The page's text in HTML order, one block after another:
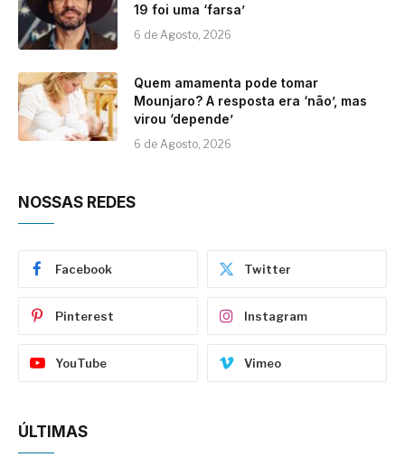
19 foi uma ‘farsa’
6 de Agosto, 2026
Quem amamenta pode tomar
Mounjaro? A resposta era ‘não’, mas
virou ‘depende’
6 de Agosto, 2026
NOSSAS REDES
Facebook Twitter
Pinterest Instagram
YouTube Vimeo
ÚLTIMAS